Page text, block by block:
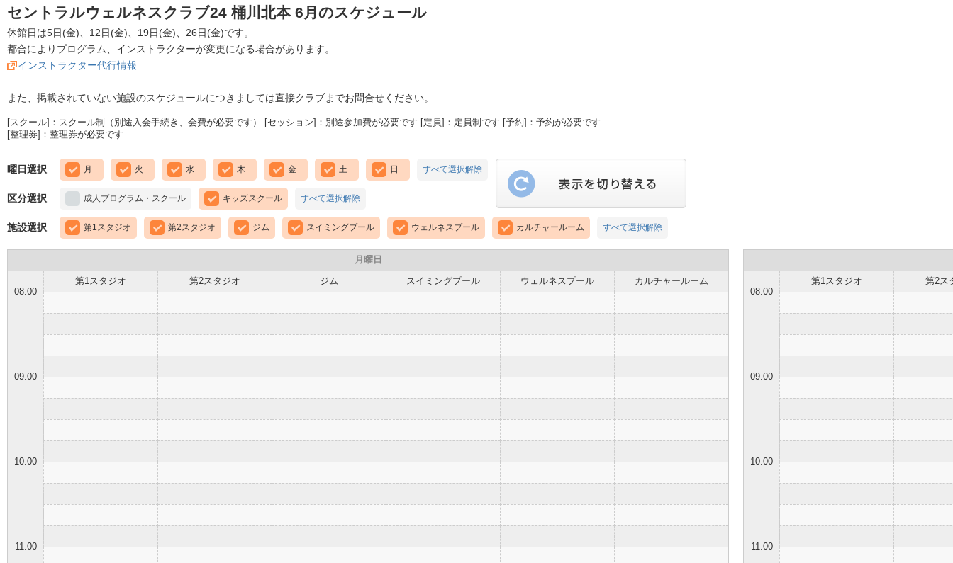
セントラルウェルネスクラブ24 桶川北本 6月のスケジュール
休館日は5日(金)、12日(金)、19日(金)、26日(金)です。
都合によりプログラム、インストラクターが変更になる場合があります。
インストラクター代行情報
また、掲載されていない施設のスケジュールにつきましては直接クラブまでお問合せください。
[スクール]：スクール制（別途入会手続き、会費が必要です） [セッション]：別途参加費が必要です [定員]：定員制です [予約]：予約が必要です
[整理券]：整理券が必要です
曜日選択 月 火 水 木 金 土 日 すべて選択解除
区分選択 成人プログラム・スクール キッズスクール すべて選択解除
施設選択 第1スタジオ 第2スタジオ ジム スイミングプール ウェルネスプール カルチャールーム すべて選択解除
月曜日
第1スタジオ 第2スタジオ ジム スイミングプール ウェルネスプール
カルチャールーム
08:00
09:00
10:00
11:00
第1スタジオ
第2ス
08:00
09:00
10:00
11:00